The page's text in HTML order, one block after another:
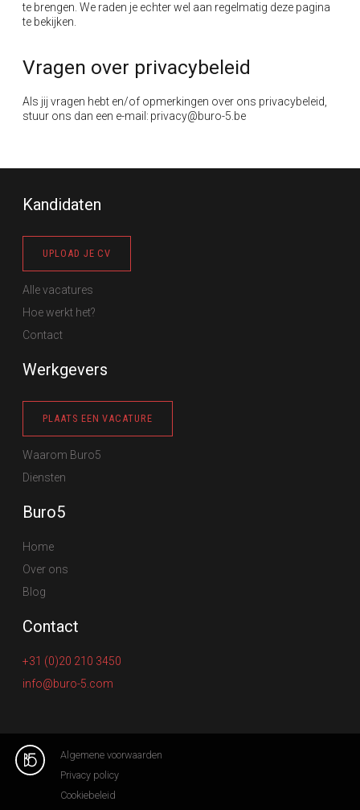
te brengen. We raden je echter wel aan regelmatig deze pagina
te bekijken.
Vragen over privacybeleid
Als jij vragen hebt en/of opmerkingen over ons privacybeleid
stuur ons dan een e-mail: privacy@buro-5.be
Kandidaten
UPLOAD JE CV
Alle vacatures
Hoe werkt het?
Contact
Werkgevers
PLAATS EEN VACATURE
Waarom Buro5
Diensten
Buro5
Home
Over ons
Blog
Contact
+31 (0)20 210 3450
info@buro-5.com
Algemene voorwaarden
Privacy policy
Cookiebeleid